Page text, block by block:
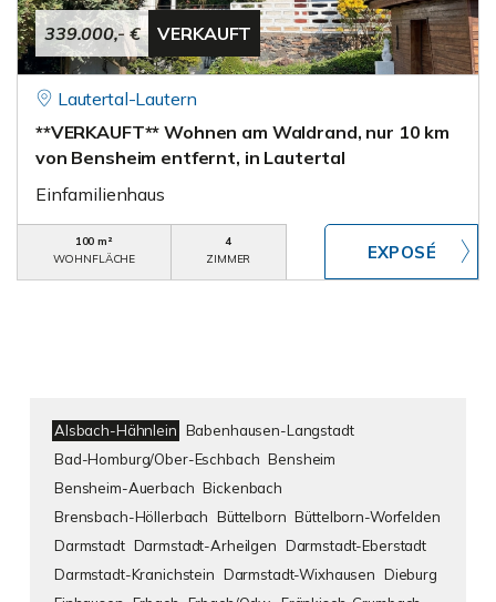
339.000,- € VERKAUFT
Lautertal-Lautern
**VERKAUFT** Wohnen am Waldrand, nur 10 km
von Bensheim entfernt, in Lautertal
Einfamilienhaus
100 m²
WOHNFLÄCHE
4
ZIMMER
Alsbach-Hähnlein Babenhausen-Langstadt
Bad-Homburg/Ober-Eschbach Bensheim
Bensheim-Auerbach Bickenbach
Brensbach-Höllerbach Büttelborn Büttelborn-Worfelden
Darmstadt Darmstadt-Arheilgen Darmstadt-Eberstadt
Darmstadt-Kranichstein Darmstadt-Wixhausen Dieburg